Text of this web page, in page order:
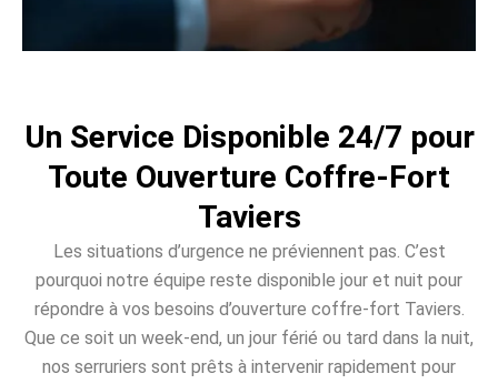
Un Service Disponible 24/7 pour
Toute Ouverture Coffre-Fort
Taviers
Les situations d’urgence ne préviennent pas. C’est
pourquoi notre équipe reste disponible jour et nuit pour
répondre à vos besoins d’ouverture coffre-fort Taviers.
Que ce soit un week-end, un jour férié ou tard dans la nuit,
nos serruriers sont prêts à intervenir rapidement pour